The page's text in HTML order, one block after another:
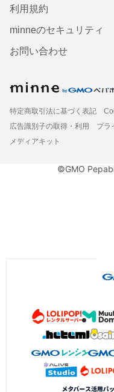
利用規約
minneのセキュリティ
お問い合わせ
特定商取引法に基づく表記
広告識別子の取得・利用
プラ
メディアキット
©GMO